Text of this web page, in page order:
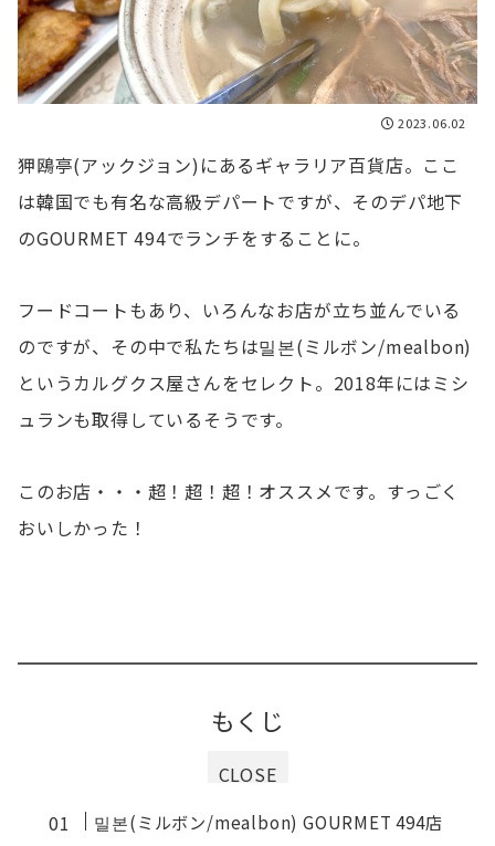
2023.06.02
狎鴎亭(アックジョン)にあるギャラリア百貨店。ここ
は韓国でも有名な高級デパートですが、そのデパ地下
のGOURMET 494でランチをすることに。
フードコートもあり、いろんなお店が立ち並んでいる
のですが、その中で私たちは밀본(ミルボン/mealbon)
というカルグクス屋さんをセレクト。2018年にはミシ
ュランも取得しているそうです。
このお店・・・超！超！超！オススメです。すっごく
おいしかった！
CLOSE
もくじ
밀본(ミルボン/mealbon) GOURMET 494店